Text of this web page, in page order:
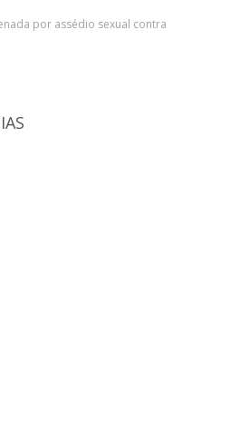
por assédio sexual contra